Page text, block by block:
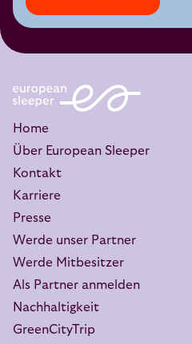
Home
Über European Sleeper
Kontakt
Karriere
Presse
Werde unser Partner
Werde Mitbesitzer
Als Partner anmelden
Nachhaltigkeit
GreenCityTrip